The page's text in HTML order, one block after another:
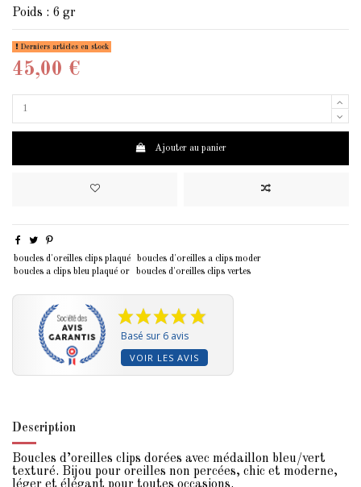
Poids : 6 gr
Derniers articles en stock
45,00 €
Ajouter au panier
boucles d'oreilles clips plaqué
boucles d'oreilles a clips moder
boucles a clips bleu plaqué or
boucles d'oreilles clips vertes
Basé sur 6 avis
VOIR LES AVIS
Description
Boucles d’oreilles clips dorées avec médaillon bleu/vert
texturé. Bijou pour oreilles non percées, chic et moderne,